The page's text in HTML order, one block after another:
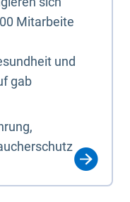
Mitarbeite
und
gab